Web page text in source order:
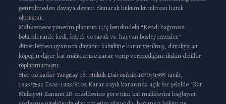
getirtilmeden davaya devam olunarak hüküm kurulması hatalı
olmuştur.
Mahkemece yönetim planının 11/ç bendindeki “Kendi bağımsız
bölümlerinde kedi, köpek ve tavuk vs. hayvan besleyemezler.”
düzenlemesi uyarınca davanın kabulüne karar verilmiş, davalıya ait
köpeğin diğer kat maliklerine zarar verip vermediğine ilişkin deliller
toplanmamıştır.
Her ne kadar Yargıtay 18. Hukuk Dairesi’nin 10/07/1995 tarih,
1995/7532 Esas-1995/8102 Karar sayılı kararında açık bir şekilde “Kat
Mülkiyeti Kanunu 28. maddesine göre tüm kat maliklerini bağlayıcı